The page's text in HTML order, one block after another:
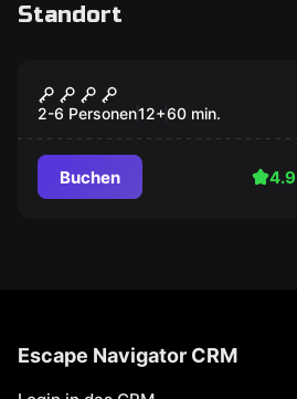
Standort
Prison Break
2-6 Personen12+60 min.
Buchen 4.9
Escape Navigator CRM